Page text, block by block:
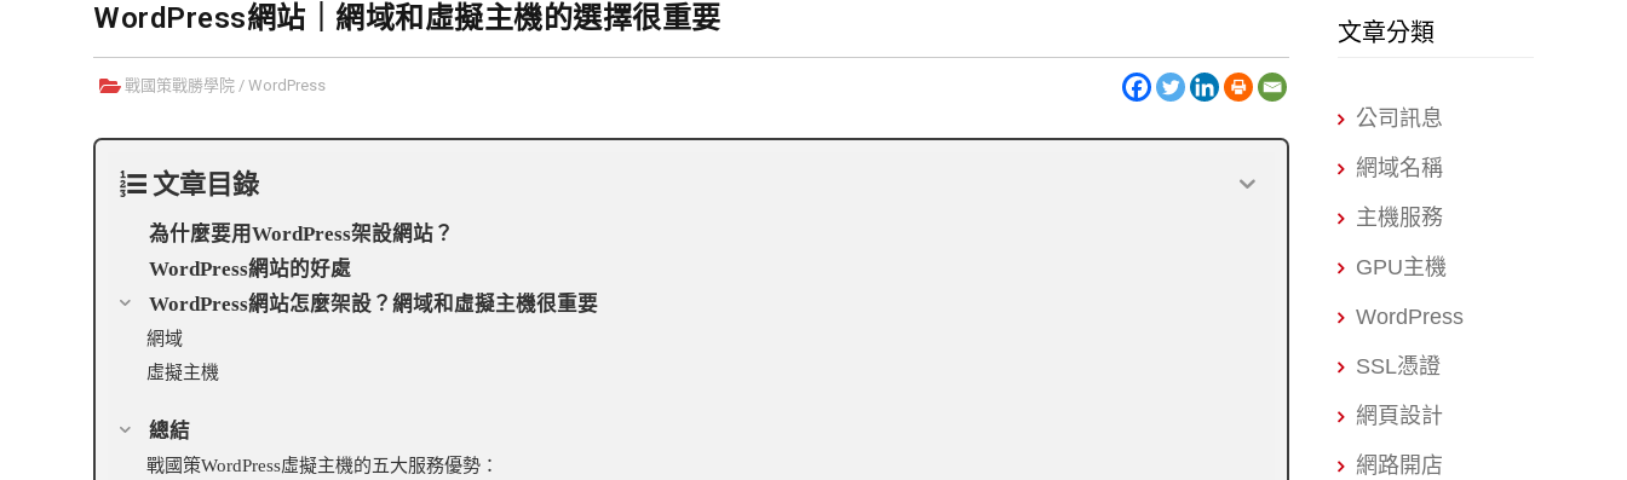
WordPress網站｜網域和虛擬主機的選擇很重要
戰國策戰勝學院 /WordPress
文章目錄
為什麼要用WordPress架設網站？
WordPress網站的好處
WordPress網站怎麼架設？網域和虛擬主機很重要
網域
虛擬主機
總結
戰國策WordPress虛擬主機的五大服務優勢：
文章分類
公司訊息
網域名稱
主機服務
GPU主機
WordPress
SSL憑證
網頁設計
網路開店